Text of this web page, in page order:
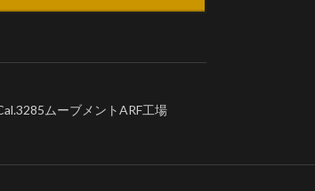
ムーブメントARF工場